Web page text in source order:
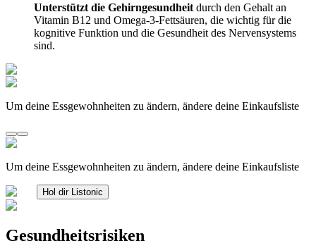
Unterstützt die Gehirngesundheit durch den Gehalt an
Vitamin B12 und Omega-3-Fettsäuren, die wichtig für die
kognitive Funktion und die Gesundheit des Nervensystems
sind.
Um deine Essgewohnheiten zu ändern, ändere deine Einkaufsliste
Um deine Essgewohnheiten zu ändern, ändere deine Einkaufsliste
Hol dir Listonic
Gesundheitsrisiken